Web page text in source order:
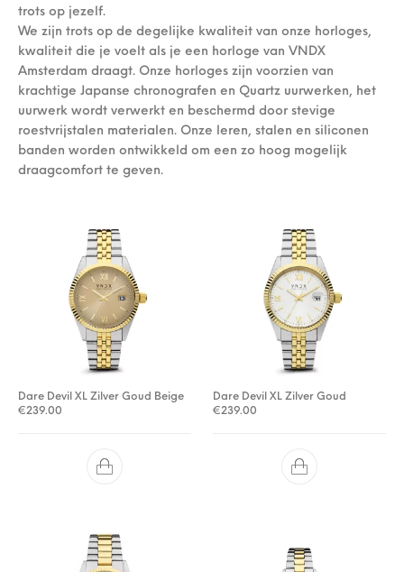
trots op jezelf.
We zijn trots op de degelijke kwaliteit van onze horloges,
kwaliteit die je voelt als je een horloge van VNDX
Amsterdam draagt. Onze horloges zijn voorzien van
krachtige Japanse chronografen en Quartz uurwerken, het
uurwerk wordt verwerkt en beschermd door stevige
roestvrijstalen materialen. Onze leren, stalen en siliconen
banden worden ontwikkeld om een zo hoog mogelijk
draagcomfort te geven.
Dare Devil XL Zilver Goud Beige
€239.00
Dare Devil XL Zilver Goud
€239.00